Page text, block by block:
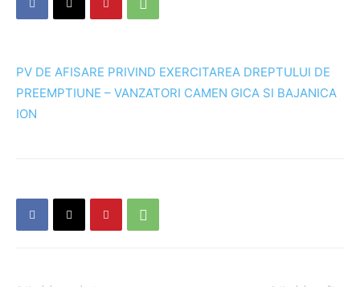
PV DE AFISARE PRIVIND EXERCITAREA DREPTULUI DE
PREEMPTIUNE – VANZATORI CAMEN GICA SI BAJANICA
ION